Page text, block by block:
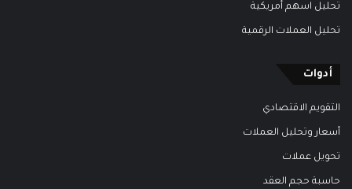
تحليل اسهم أمريكية
تحليل العملات الرقمية
أدوات
التقويم الاقتصادي
أسعار وتحليل العملات
تحويل عملات
حاسبة حجم العقد